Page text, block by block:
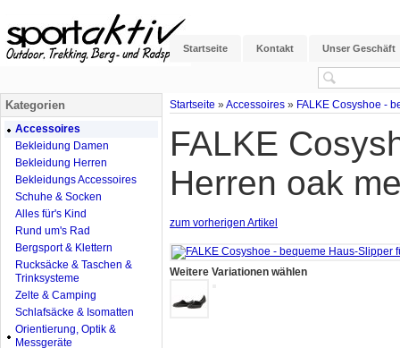
Startseite Kontakt Unser Geschäft
Startseite » Accessoires » FALKE Cosyshoe -
FALKE
Herren oak
zum vorherigen Artikel
Weitere Variationen wählen
Kategorien
Accessoires
Bekleidung Damen
Bekleidung Herren
Bekleidungs Accessoires
Schuhe & Socken
Alles für's Kind
Rund um's Rad
Bergsport & Klettern
Rucksäcke & Taschen &
Trinksysteme
Zelte & Camping
Schlafsäcke & Isomatten
Orientierung, Optik &
Messgeräte